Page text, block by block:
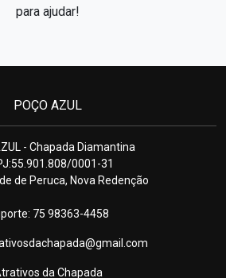
para ajudar!
POÇO AZUL
- Chapada Diamantina
0001-31
de Peruca, Nova Redenção
75 98363-4458
da Chapada